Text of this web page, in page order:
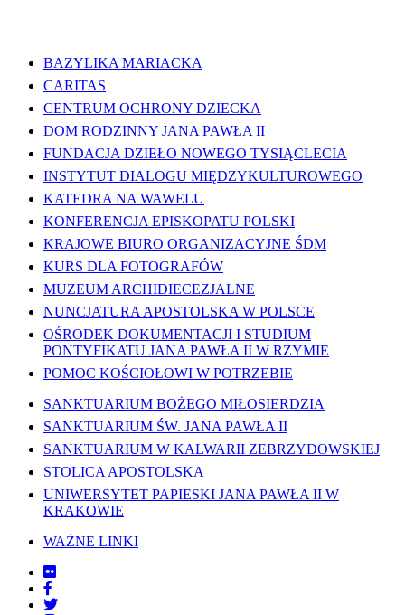
BAZYLIKA MARIACKA
CARITAS
CENTRUM OCHRONY DZIECKA
DOM RODZINNY JANA PAWŁA II
FUNDACJA DZIEŁO NOWEGO TYSIĄCLECIA
INSTYTUT DIALOGU MIĘDZYKULTUROWEGO
KATEDRA NA WAWELU
KONFERENCJA EPISKOPATU POLSKI
KRAJOWE BIURO ORGANIZACYJNE ŚDM
KURS DLA FOTOGRAFÓW
MUZEUM ARCHIDIECEZJALNE
NUNCJATURA APOSTOLSKA W POLSCE
OŚRODEK DOKUMENTACJI I STUDIUM
PONTYFIKATU JANA PAWŁA II W RZYMIE
POMOC KOŚCIOŁOWI W POTRZEBIE
SANKTUARIUM BOŻEGO MIŁOSIERDZIA
SANKTUARIUM ŚW. JANA PAWŁA II
SANKTUARIUM W KALWARII ZEBRZYDOWSKIEJ
STOLICA APOSTOLSKA
UNIWERSYTET PAPIESKI JANA PAWŁA II W
KRAKOWIE
WAŻNE LINKI